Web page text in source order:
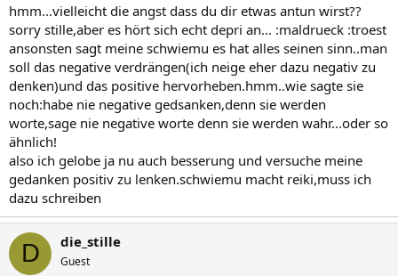
hmm...vielleicht die angst dass du dir etwas antun wirst??
sorry stille,aber es hört sich echt depri an... :maldrueck :troest
ansonsten sagt meine schwiemu es hat alles seinen sinn..man
soll das negative verdrängen(ich neige eher dazu negativ zu
denken)und das positive hervorheben.hmm..wie sagte sie
noch:habe nie negative gedsanken,denn sie werden
worte,sage nie negative worte denn sie werden wahr...oder so
ähnlich!
also ich gelobe ja nu auch besserung und versuche meine
gedanken positiv zu lenken.schwiemu macht reiki,muss ich
dazu schreiben
D die_stille
Guest